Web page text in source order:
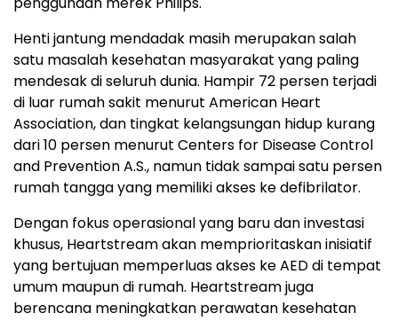
Henti jantung mendadak masih merupakan salah
satu masalah kesehatan masyarakat yang paling
mendesak di seluruh dunia. Hampir 72 persen terjadi
di luar rumah sakit menurut American Heart
Association, dan tingkat kelangsungan hidup kurang
dari 10 persen menurut Centers for Disease Control
and Prevention A.S., namun tidak sampai satu persen
rumah tangga yang memiliki akses ke defibrilator.
Dengan fokus operasional yang baru dan investasi
khusus, Heartstream akan memprioritaskan inisiatif
yang bertujuan memperluas akses ke AED di tempat
umum maupun di rumah. Heartstream juga
berencana meningkatkan perawatan kesehatan